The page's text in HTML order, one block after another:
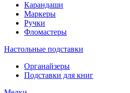
Карандаши
Маркеры
Ручки
Фломастеры
Настольные подставки
Органайзеры
Подставки для книг